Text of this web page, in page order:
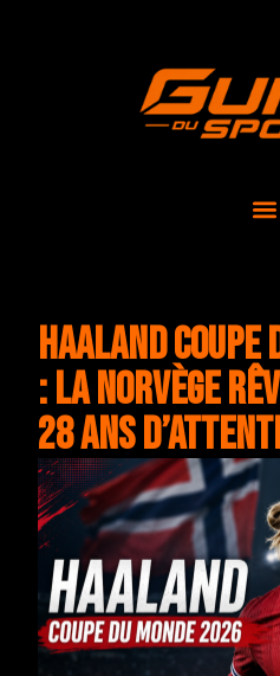
Haaland Coupe
: la Norvège
28 ans